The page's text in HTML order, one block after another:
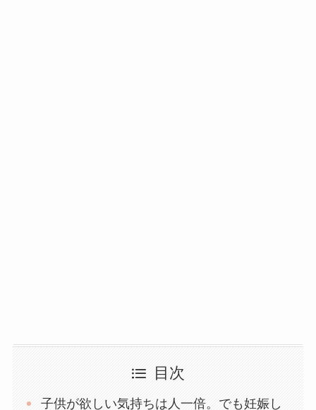
目次
子供が欲しい気持ちは人一倍。でも妊娠し